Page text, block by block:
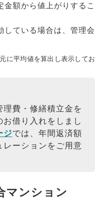
額から値上がりするこ
している場合は、管理会
に平均値を算出し表示してお
費・修繕積立金を
借り入れをしまし
ジでは、年間返済額
レーションをご用意
マンション